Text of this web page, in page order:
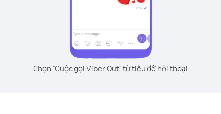
Chọn "Cuộc gọi Viber Out" từ tiêu đề hội thoại